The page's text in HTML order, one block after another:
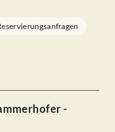
-